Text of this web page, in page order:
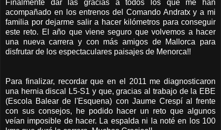
Finalmente dar las gracias a todos los que me han
acompañado en los entrenos del Comando Andratx y a mi
familia por dejarme salir a hacer kilómetros para conseguir
este reto. El año que viene seguro que volvemos a hacer
una nueva carrera y con más amigos de Mallorca para
disfrutar de los espectaculares paisajes de Menorca!!
Para finalizar, recordar que en el 2011 me diagnosticaron
una hernia discal L5-S1 y que, gracias al trabajo de la EBE
(Escola Balear de l'Esquena) con Jaume Crespí al frente
con sus consejos, he podido hacer un reto que algunos
veían imposible de hacer. La espalda ni la noté en los 100